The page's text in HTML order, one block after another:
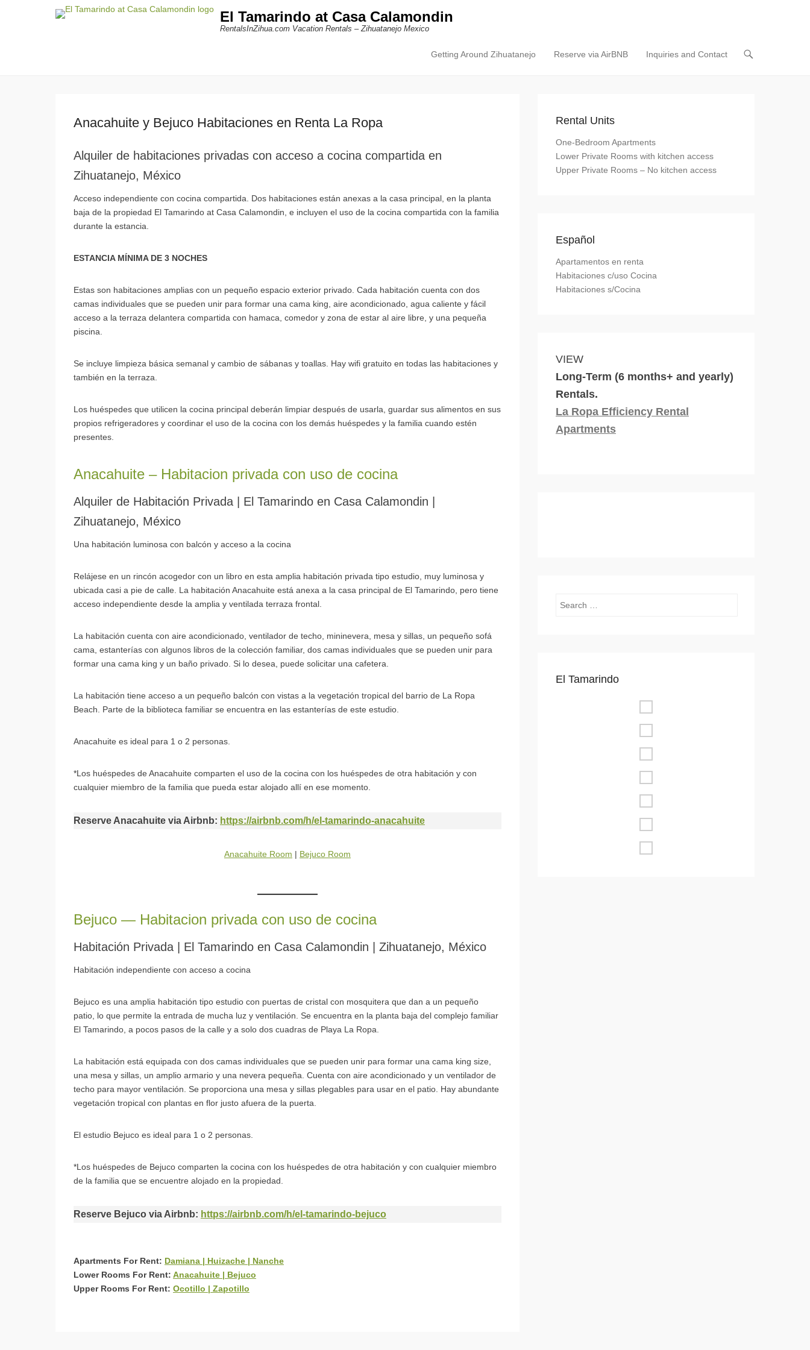
El Tamarindo at Casa Calamondin
RentalsInZihua.com Vacation Rentals – Zihuatanejo Mexico
Primary Menu
Skip to content
Getting Around Zihuatanejo Reserve via AirBNB Inquiries and Contact
Anacahuite y Bejuco Habitaciones en Renta La Ropa
Alquiler de habitaciones privadas con acceso a cocina compartida en
Zihuatanejo, México
Acceso independiente con cocina compartida. Dos habitaciones están anexas a la casa principal, en la planta
baja de la propiedad El Tamarindo at Casa Calamondin, e incluyen el uso de la cocina compartida con la familia
durante la estancia.
ESTANCIA MÍNIMA DE 3 NOCHES
Estas son habitaciones amplias con un pequeño espacio exterior privado. Cada habitación cuenta con dos
camas individuales que se pueden unir para formar una cama king, aire acondicionado, agua caliente y fácil
acceso a la terraza delantera compartida con hamaca, comedor y zona de estar al aire libre, y una pequeña
piscina.
Se incluye limpieza básica semanal y cambio de sábanas y toallas. Hay wifi gratuito en todas las habitaciones y
también en la terraza.
Los huéspedes que utilicen la cocina principal deberán limpiar después de usarla, guardar sus alimentos en sus
propios refrigeradores y coordinar el uso de la cocina con los demás huéspedes y la familia cuando estén
presentes.
Anacahuite – Habitacion privada con uso de cocina
Alquiler de Habitación Privada | El Tamarindo en Casa Calamondin |
Zihuatanejo, México
Una habitación luminosa con balcón y acceso a la cocina
Relájese en un rincón acogedor con un libro en esta amplia habitación privada tipo estudio, muy luminosa y
ubicada casi a pie de calle. La habitación Anacahuite está anexa a la casa principal de El Tamarindo, pero tiene
acceso independiente desde la amplia y ventilada terraza frontal.
La habitación cuenta con aire acondicionado, ventilador de techo, mininevera, mesa y sillas, un pequeño sofá
cama, estanterías con algunos libros de la colección familiar, dos camas individuales que se pueden unir para
formar una cama king y un baño privado. Si lo desea, puede solicitar una cafetera.
La habitación tiene acceso a un pequeño balcón con vistas a la vegetación tropical del barrio de La Ropa
Beach. Parte de la biblioteca familiar se encuentra en las estanterías de este estudio.
Anacahuite es ideal para 1 o 2 personas.
*Los huéspedes de Anacahuite comparten el uso de la cocina con los huéspedes de otra habitación y con
cualquier miembro de la familia que pueda estar alojado allí en ese momento.
Reserve Anacahuite via Airbnb: https://airbnb.com/h/el-tamarindo-anacahuite
Anacahuite Room | Bejuco Room
Bejuco — Habitacion privada con uso de cocina
Habitación Privada | El Tamarindo en Casa Calamondin | Zihuatanejo, México
Habitación independiente con acceso a cocina
Bejuco es una amplia habitación tipo estudio con puertas de cristal con mosquitera que dan a un pequeño
patio, lo que permite la entrada de mucha luz y ventilación. Se encuentra en la planta baja del complejo familiar
El Tamarindo, a pocos pasos de la calle y a solo dos cuadras de Playa La Ropa.
La habitación está equipada con dos camas individuales que se pueden unir para formar una cama king size,
una mesa y sillas, un amplio armario y una nevera pequeña. Cuenta con aire acondicionado y un ventilador de
techo para mayor ventilación. Se proporciona una mesa y sillas plegables para usar en el patio. Hay abundante
vegetación tropical con plantas en flor justo afuera de la puerta.
El estudio Bejuco es ideal para 1 o 2 personas.
*Los huéspedes de Bejuco comparten la cocina con los huéspedes de otra habitación y con cualquier miembro
de la familia que se encuentre alojado en la propiedad.
Reserve Bejuco via Airbnb: https://airbnb.com/h/el-tamarindo-bejuco
Apartments For Rent: Damiana | Huizache | Nanche
Lower Rooms For Rent: Anacahuite | Bejuco
Upper Rooms For Rent: Ocotillo | Zapotillo
Rental Units
One-Bedroom Apartments
Lower Private Rooms with kitchen access
Upper Private Rooms – No kitchen access
Español
Apartamentos en renta
Habitaciones c/uso Cocina
Habitaciones s/Cocina
VIEW
Long-Term (6 months+ and yearly)
Rentals.
La Ropa Efficiency Rental
Apartments
Search
El Tamarindo